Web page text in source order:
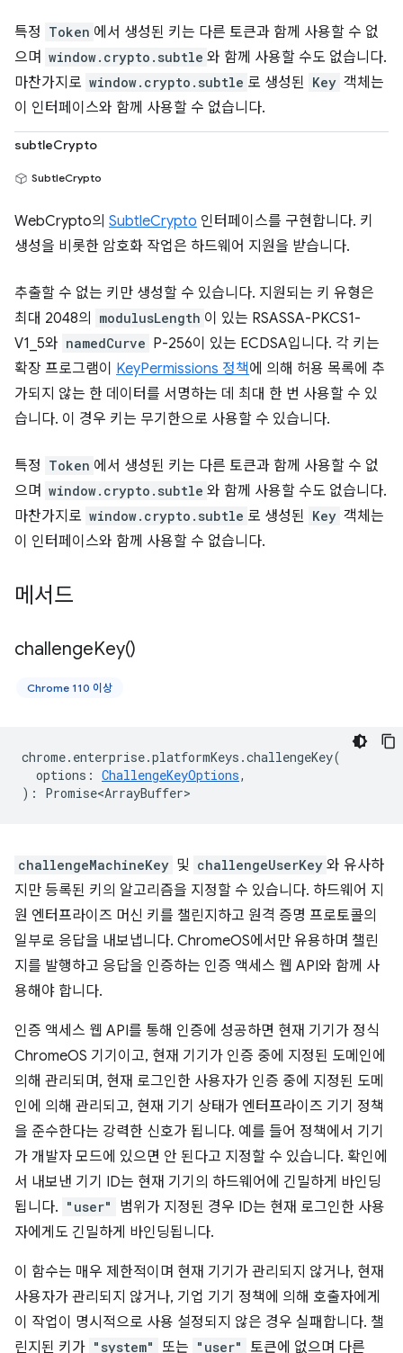
특정 Token 에서 생성된 키는 다른 토큰과 함께 사용할 수 없
으며 window.crypto.subtle 와 함께 사용할 수도 없습니다.
마찬가지로 window.crypto.subtle 로 생성된 Key 객체는
이 인터페이스와 함께 사용할 수 없습니다.
subtleCrypto
SubtleCrypto
WebCrypto의 SubtleCrypto 인터페이스를 구현합니다. 키
생성을 비롯한 암호화 작업은 하드웨어 지원을 받습니다.
추출할 수 없는 키만 생성할 수 있습니다. 지원되는 키 유형은
최대 2048의
modulusLength 이 있는 RSASSA-PKCS1-
V1_5와 namedCurve P-256이 있는 ECDSA입니다. 각 키는
확장 프로그램이 KeyPermissions 정책에 의해 허용 목록에 추
가되지 않는 한 데이터를 서명하는 데 최대 한 번 사용할 수 있
습니다. 이 경우 키는 무기한으로 사용할 수 있습니다.
특정 Token 에서 생성된 키는 다른 토큰과 함께 사용할 수 없
으며 window.crypto.subtle 와 함께 사용할 수도 없습니다.
마찬가지로 window.crypto.subtle 로 생성된 Key 객체는
이 인터페이스와 함께 사용할 수 없습니다.
메서드
challengeKey()
Chrome 110 이상
chrome. enterprise.platformKeys .challengeKey(
options : ChallengeKeyOptions,
) : Promise<ArrayBuffer>
challengeMachineKey 및 challengeUserKey 와 유사하
지만 등록된 키의 알고리즘을 지정할 수 있습니다. 하드웨어 지
원 엔터프라이즈 머신 키를 챌린지하고 원격 증명 프로토콜의
일부로 응답을 내보냅니다. ChromeOS에서만 유용하며 챌린
지를 발행하고 응답을 인증하는 인증 액세스 웹 API와 함께 사
용해야 합니다.
인증 액세스 웹 API를 통해 인증에 성공하면 현재 기기가 정식
ChromeOS 기기이고, 현재 기기가 인증 중에 지정된 도메인에
의해 관리되며, 현재 로그인한 사용자가 인증 중에 지정된 도메
인에 의해 관리되고, 현재 기기 상태가 엔터프라이즈 기기 정책
을 준수한다는 강력한 신호가 됩니다. 예를 들어 정책에서 기기
가 개발자 모드에 있으면 안 된다고 지정할 수 있습니다. 확인에
서 내보낸 기기 ID는 현재 기기의 하드웨어에 긴밀하게 바인딩
됩니다. "user"
범위가 지정된 경우 ID는 현재 로그인한 사용
자에게도 긴밀하게 바인딩됩니다.
이 함수는 매우 제한적이며 현재 기기가 관리되지 않거나, 현재
사용자가 관리되지 않거나, 기업 기기 정책에 의해 호출자에게
이 작업이 명시적으로 사용 설정되지 않은 경우 실패합니다. 챌
린지된 키가 "system" 또는 "user" 토큰에 없으며 다른